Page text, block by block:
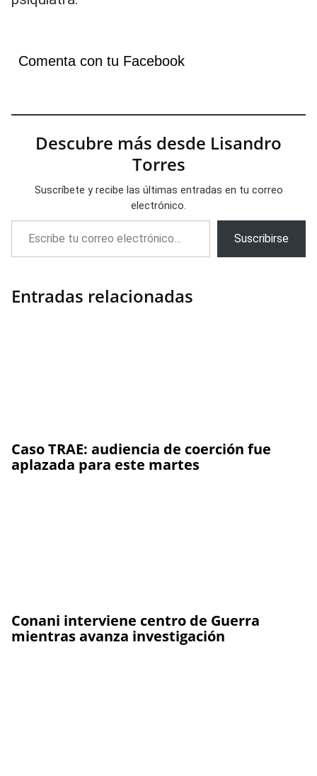
Comenta con tu Facebook
Descubre más desde Lisandro
Torres
Suscríbete y recibe las últimas entradas en tu correo
electrónico.
Escribe tu correo electrónico…
Suscribirse
Entradas relacionadas
Caso TRAE: audiencia de coerción fue
aplazada para este martes
Conani interviene centro de Guerra
mientras avanza investigación